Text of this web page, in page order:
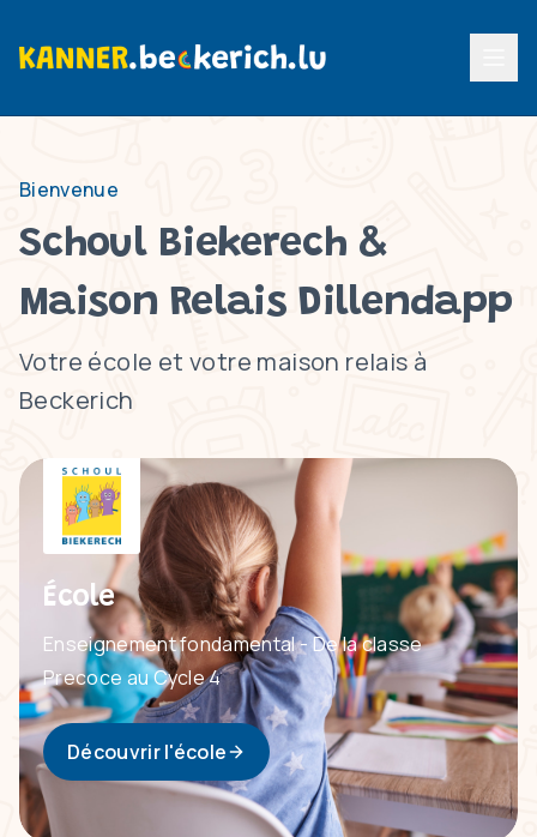
Bienvenue
Schoul Biekerech &
Maison Relais Dillendapp
Votre école et votre maison relais à
Beckerich
École
Enseignement fondamental - De la classe
Precoce au Cycle 4
Découvrir l'école